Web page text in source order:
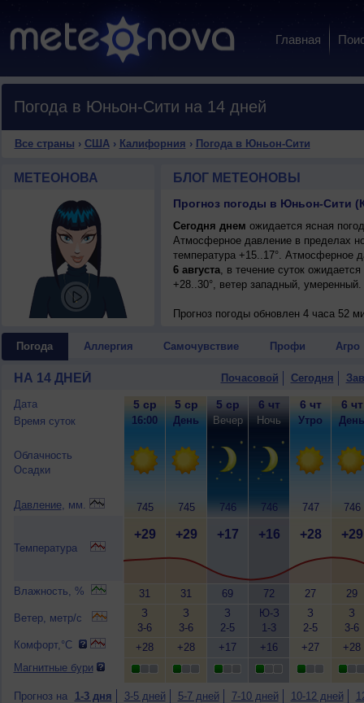
Главная
Погода в Юньон-Сити на 14 дней
Все страны › США› Калифорния › Погода в Юньон-Сити
МЕТЕОНОВА БЛОГ МЕТЕОНОВЫ
Прогноз погоды в Юньон-Сити
Сегодня днем ожидается ясная
Атмосферное давление в пределах
температура +15..17°. Атмосферное
6 августа, в течение суток
+28..30°, ветер западный, умеренный.
Прогноз погоды обновлен 4 часа 52
Погода Аллергия Самочувствие Профи Агро
НА 14 ДНЕЙ Почасовой Сегодня
Дата
Время суток
Облачность
Осадки
Давление, мм.
Температура
Влажность, %
Ветер, метр/с
Комфорт,°C
Магнитные бури
5 ср
16:00
745
+29
31
З
3-6
+28
5 ср
День
745
+29
31
З
3-6
+28
5 ср
Вечер
746
+17
69
З
2-5
+17
6 чт
Ночь
746
+16
72
Ю-З
1-3
+16
6 чт
Утро
747
+28
27
З
2-5
+27
6 чт
День
746
+29
29
З
3-6
+28
Прогноз на 1-3 дня 3-5 дней 5-7 дней 7-10 дней 10-12 дней